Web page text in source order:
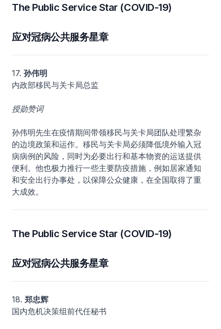
The Public Service Star (COVID-19)
应对冠病公共服务星章
17. 孙伟明
内政部移民与关卡局总监
授勋赞词
孙伟明先生在疫情期间带领移民与关卡局团队处理繁杂
的边境政策和运作。移民与关卡局必须降低境外输入冠
病病例的风险，同时为必要出行和基本物资的运送提供
便利。他也极力推行一些主要防疫措施，例如居家通知
和安全出行办事处，以保障公众健康，在全国取得了重
大成效。
The Public Service Star (COVID-19)
应对冠病公共服务星章
18. 郑忠辉
国内危机决策组前代任秘书